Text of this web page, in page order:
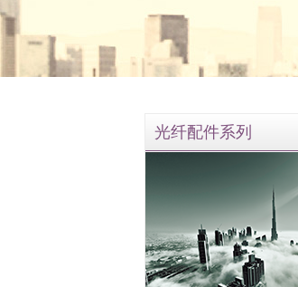
光纤配件系列